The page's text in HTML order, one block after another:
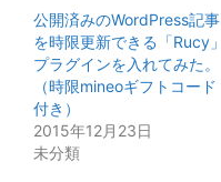
公開済みのWordPress記事
を時限更新できる「Rucy」
プラグインを入れてみた。
（時限mineoギフトコード
付き）
2015年12月23日
未分類